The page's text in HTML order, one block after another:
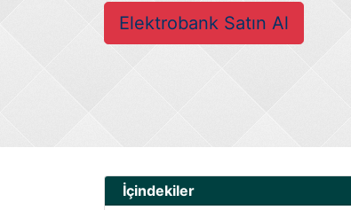
Elektrobank Satın Al
İçindekiler